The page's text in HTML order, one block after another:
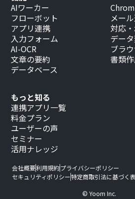
もっと知る
連携アプリ一覧
料金プラン
ユーザーの声
セミナー
活用ナレッジ
AIワーカー
フローボット
アプリ連携
入力フォーム
AI-OCR
文章の要約
データベース
メー
対応
デー
ブラ
書類
会社概要利用規約プライバシーポリシー
セキュリティポリシー特定商取引法に基づく
© Yoom Inc.